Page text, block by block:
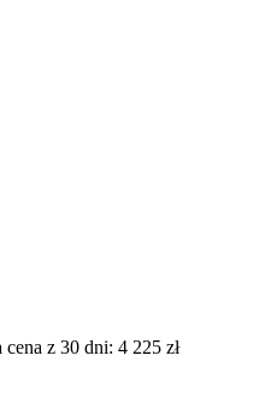
cena z 30 dni: 4 225 zł